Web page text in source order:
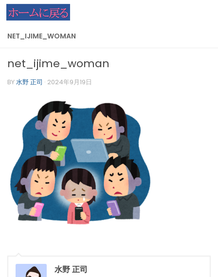
コンテンツへスキップ
NET_IJIME_WOMAN
net_ijime_woman
BY水野 正司 · 2024年9月19日
水野 正司